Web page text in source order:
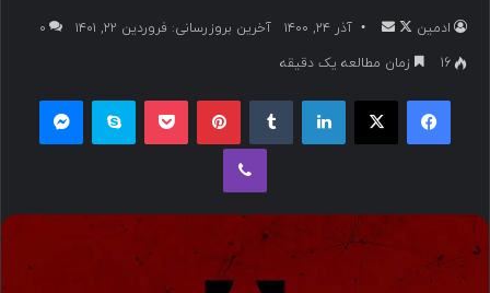
ادمین آذر ۲۴, ۱۴۰۰ آخرین بروزرسانی: فروردین ۲۲, ۱۴۰۱
۰
16
زمان مطالعه یک دقیقه